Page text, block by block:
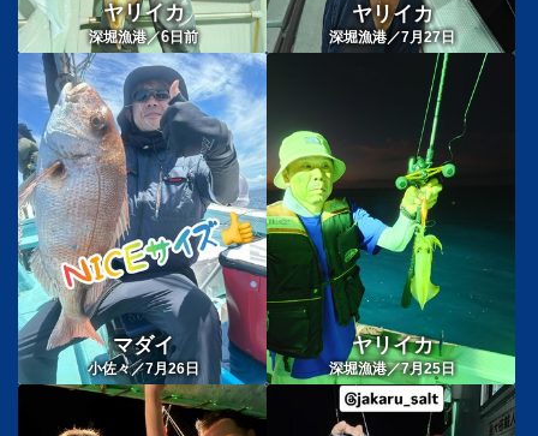
ヤリイカ
深堀漁港／6日前
ヤリイカ
深堀漁港／7月27日
マダイ
小佐々／7月26日
ヤリイカ
深堀漁港／7月25日